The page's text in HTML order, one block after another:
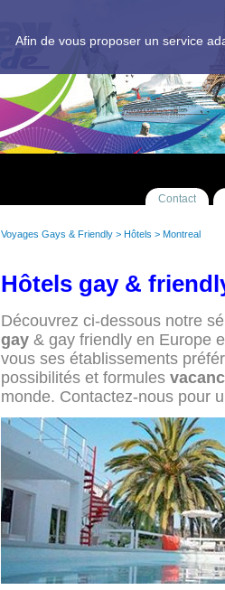
Afin de vous proposer un service
Contact
Voyages Gays & Friendly > Hôtels > Montreal
Hôtels gay &
Découvrez ci-dessous notre
gay & gay friendly en Europe
vous ses établissements
possibilités et formules
monde. Contactez-nous pour